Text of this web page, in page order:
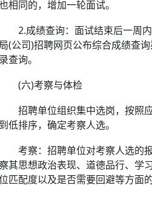
相同的，增加一轮面试。
成绩查询：面试结束后一周内
(公司)招聘网页公布综合成绩查
查询。
六)考察与体检
聘单位组织集中选岗，按照应
低排序，确定考察人选。
察：招聘单位对考察人选的报
其思想政治表现、道德品行、学
匹配度以及是否需要回避等方面的